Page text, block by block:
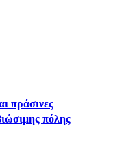
πράσινες
πόλης